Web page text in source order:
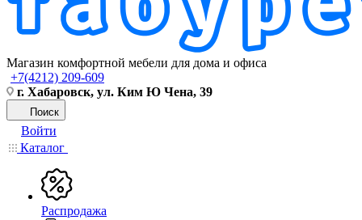
Магазин комфортной мебели для дома и офиса
+7(4212) 209-609
г. Хабаровск, ул. Ким Ю Чена, 39
Поиск
Войти
Каталог
Распродажа